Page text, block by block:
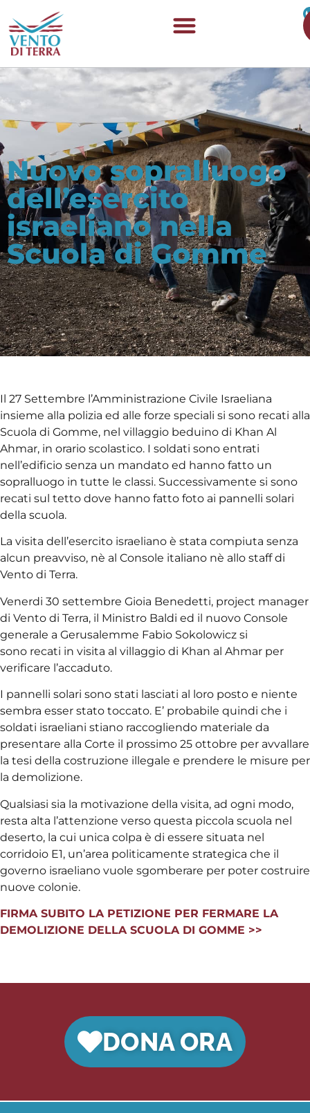
Nuovo sopralluogo
dell’esercito
israeliano nella
Scuola di Gomme
Il 27 Settembre l’Amministrazione Civile Israeliana
insieme alla polizia ed alle forze speciali si sono recati alla
Scuola di Gomme, nel villaggio beduino di Khan Al
Ahmar, in orario scolastico. I soldati sono entrati
nell’edificio senza un mandato ed hanno fatto un
sopralluogo in tutte le classi. Successivamente si sono
recati sul tetto dove hanno fatto foto ai pannelli solari
della scuola.
La visita dell’esercito israeliano è stata compiuta senza
alcun preavviso, nè al Console italiano nè allo staff di
Vento di Terra.
Venerdi 30 settembre Gioia Benedetti, project manager
di Vento di Terra, il Ministro Baldi ed il nuovo Console
generale a Gerusalemme Fabio Sokolowicz si
sono recati in visita al villaggio di Khan al Ahmar per
verificare l’accaduto.
I pannelli solari sono stati lasciati al loro posto e niente
sembra esser stato toccato. E’ probabile quindi che i
soldati israeliani stiano raccogliendo materiale da
presentare alla Corte il prossimo 25 ottobre per avvallare
la tesi della costruzione illegale e prendere le misure per
la demolizione.
Qualsiasi sia la motivazione della visita, ad ogni modo,
resta alta l’attenzione verso questa piccola scuola nel
deserto, la cui unica colpa è di essere situata nel
corridoio E1, un’area politicamente strategica che il
governo israeliano vuole sgomberare per poter costruire
nuove colonie.
FIRMA SUBITO LA PETIZIONE PER FERMARE LA
DEMOLIZIONE DELLA SCUOLA DI GOMME >>
DONA ORA